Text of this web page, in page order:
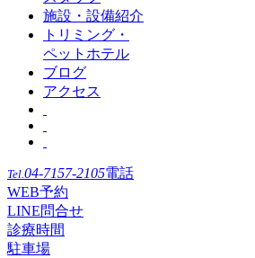
施設・設備紹介
トリミング・
ペットホテル
ブログ
アクセス
Tel. 04-7157-2105電話
WEB予約
LINE問合せ
診療時間
駐車場